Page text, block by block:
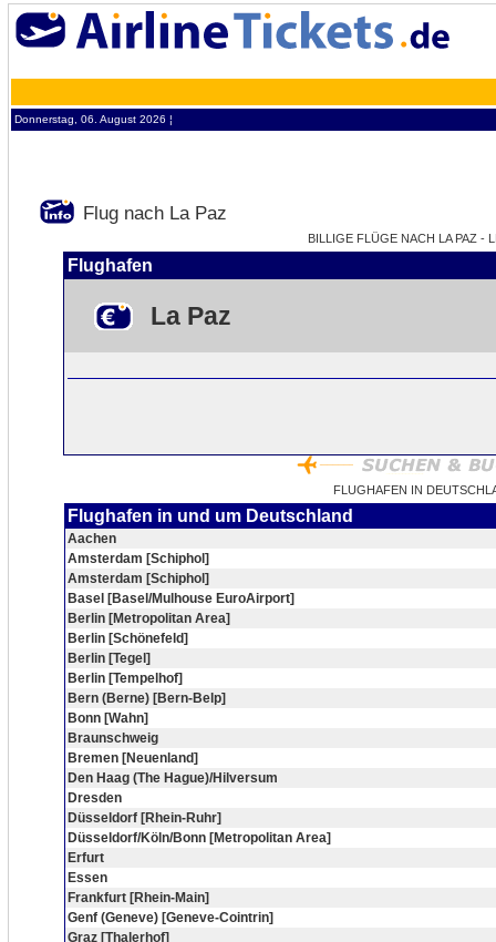
Donnerstag, 06. August 2026 ¦
Flug nach La Paz
BILLIGE FLÜGE NACH LA PAZ -
Flughafen
La Paz
FLUGHAFEN IN
Flughafen in und um Deutschland
Aachen
Amsterdam [Schiphol]
Amsterdam [Schiphol]
Basel [Basel/Mulhouse EuroAirport]
Berlin [Metropolitan Area]
Berlin [Schönefeld]
Berlin [Tegel]
Berlin [Tempelhof]
Bern (Berne) [Bern-Belp]
Bonn [Wahn]
Braunschweig
Bremen [Neuenland]
Den Haag (The Hague)/Hilversum
Dresden
Düsseldorf [Rhein-Ruhr]
Düsseldorf/Köln/Bonn [Metropolitan Area]
Erfurt
Essen
Frankfurt [Rhein-Main]
Genf (Geneve) [Geneve-Cointrin]
Graz [Thalerhof]